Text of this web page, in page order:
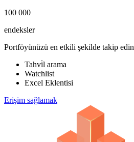
100 000
endeksler
Portföyünüzü en etkili şekilde takip edin
Tahvi̇l arama
Watchlist
Excel Eklentisi
Erişim sağlamak